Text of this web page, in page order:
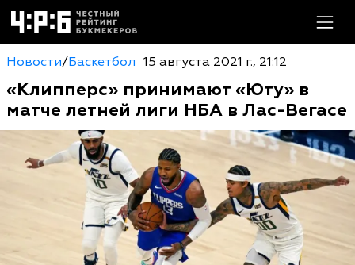
Новости/Баскетбол 15 августа 2021 г., 21:12
«Клипперс» принимают «Юту» в
матче летней лиги НБА в Лас-Вегасе